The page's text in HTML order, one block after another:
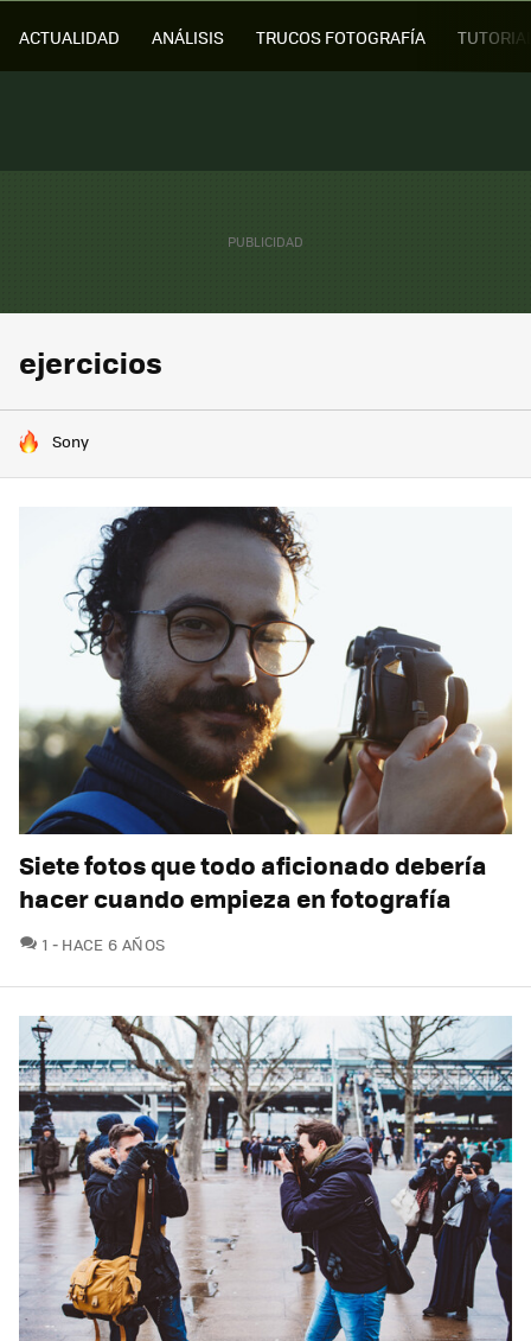
ACTUALIDAD ANÁLISIS TRUCOS FOTOGRAFÍA
ejercicios
HOY SE HABLA DE
Sony
Siete fotos que todo aficionado debería
hacer cuando empieza en fotografía
1 COMENTARIOS
HACE 6 AÑOS